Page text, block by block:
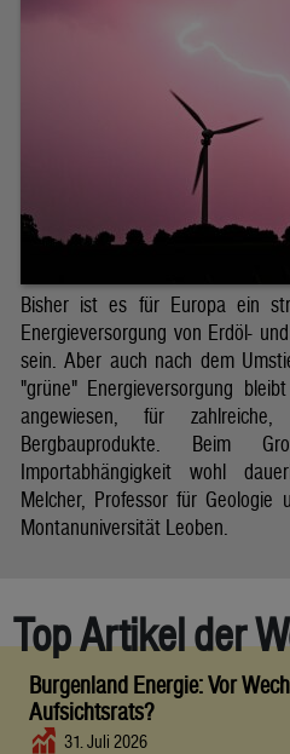
Bisher ist es für Europa ein
Energieversorgung von Erdöl-
sein. Aber auch nach dem
"grüne" Energieversorgung
angewiesen, für
Bergbauprodukte. Beim
Importabhängigkeit wohl
Melcher, Professor für
Montanuniversität Leoben.
Top Artikel der
Burgenland Energie: Vor
Aufsichtsrats?
31. Juli 2026